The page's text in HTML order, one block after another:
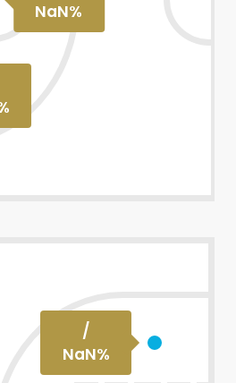
NaN%
/
NaN%